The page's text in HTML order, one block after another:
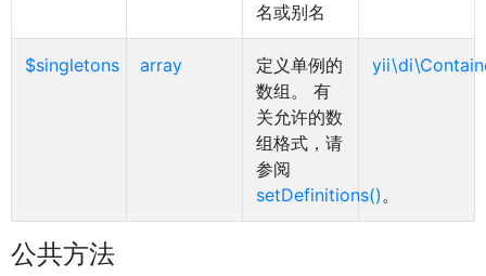
名或别名
$singletons array
定义单例的
数组。 有
关允许的数
组格式，请
参阅
setDefinitions()。
公共方法